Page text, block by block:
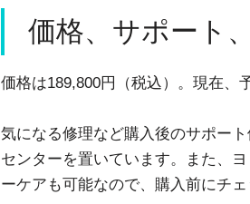
価格、サポート
価格は189,800円（税込）。現在、
気になる修理など購入後のサポー
センターを置いています。また、
ーケアも可能なので、購入前にチ